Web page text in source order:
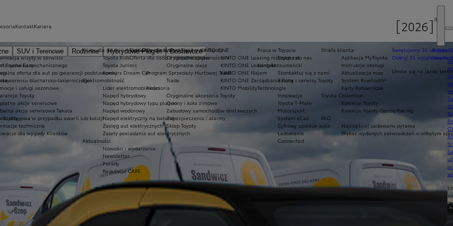
SUV i Terenowe Rodzinne Hybrydowe Plug-in
Dostawcze
Ekobonus dla hybryd Toyoty
Oferta dla osób z niepełnosprawnościami
Świętujemy 35 lat
Odkryj 35 wyjątkowych
Umów się na jazdę
Toyoty
Kluby dla dzieci i młodzieży
Toyota Kids
Toyota Juniors
Konkurs Dream Car
Elektromobilność
Lider elektromobilności
Napęd hybrydowy
Napęd hybrydowy typu plug-in
Napęd wodorowy
Napęd elektryczny na baterię
Zasięg aut elektrycznych
Zalety posiadania aut elektrycznych
Aktualności
Nowości i wydarzenia
Newsletter
Porady
Regulacje CAFE
Praca w Toyocie
Dołącz do nas
Kontakt
Skontaktuj się z nami
Salony i serwisy Toyoty
Technologie
Innowacje
Toyota T-Mate
Motorsport
System eCall
Cyfrowy opiekun auta
Ładowanie
Connected
Toyota
Toyota Easy
KINTO ONE
KINTO ONE Leasing niższych rat
KINTO ONE Leasing konsumencki
KINTO ONE Najem
KINTO ONE Zarządzanie flotą
KINTO Mobility
wizyty w serwisie
serwisu mechanicznego
oferta dla aut po gwarancji podstawowej
serwisu blacharsko-lakierniczego
i usługi sezonowe
Toyoty
akcje serwisowe
akcja serwisowa Takata
drogowa w przypadku awarii lub kolizji
techniczne
dla wygody Klientów
Oryginalne części i oleje Toyoty
Oryginalne części
Oryginalne oleje
Program Sprzedaży Hurtowej Trade
Trade
Akcesoria
Oryginalne akcesoria Toyoty
Opony i koła zimowe
Zabudowy samochodów dostawczych
Zabezpieczenia i alarmy
Sklep Toyoty
Strefa klienta
Aplikacja MyToyota
Instrukcje obsługi
Aktualizacja map
System Bluetooth®
Karty Ratownicze
Toyota Collection
Kolekcje Toyoty
Kolekcje Toyoty Gazoo Racing
FAQ
Najczęściej zadawane pytania
Wykaz wydanych zaświadczeń o odbytym
KontaktKariera